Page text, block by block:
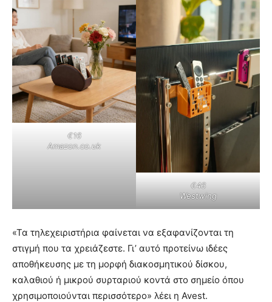
€16
Amazon.co.uk
€46
Westwing
«Τα τηλεχειριστήρια φαίνεται να εξαφανίζονται τη
στιγμή που τα χρειάζεστε. Γι’ αυτό προτείνω ιδέες
αποθήκευσης με τη μορφή διακοσμητικού δίσκου,
καλαθιού ή μικρού συρταριού κοντά στο σημείο όπου
χρησιμοποιούνται περισσότερο» λέει η Avest.